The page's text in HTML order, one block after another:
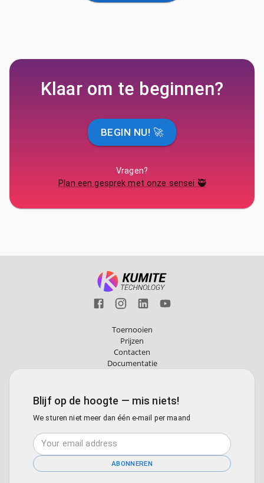
Klaar om te beginnen?
BEGIN NU! 🚀
Vragen?
Plan een gesprek met onze sensei 🥷
Toernooien
Prijzen
Contacten
Documentatie
Blijf op de hoogte — mis niets!
We sturen niet meer dan één e-mail per maand
ABONNEREN